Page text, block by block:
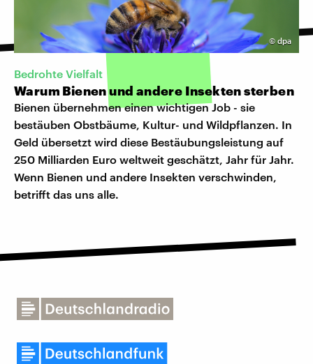
© dpa
Bedrohte Vielfalt
Warum Bienen und andere Insekten sterben
Bienen übernehmen einen wichtigen Job - sie
bestäuben Obstbäume, Kultur- und Wildpflanzen. In
Geld übersetzt wird diese Bestäubungsleistung auf
250 Milliarden Euro weltweit geschätzt, Jahr für Jahr.
Wenn Bienen und andere Insekten verschwinden,
betrifft das uns alle.